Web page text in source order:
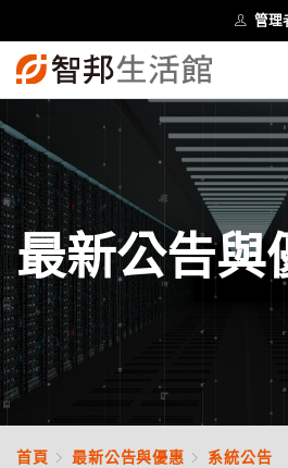
管理
最新公告與
首頁 最新公告與優惠
系統公告